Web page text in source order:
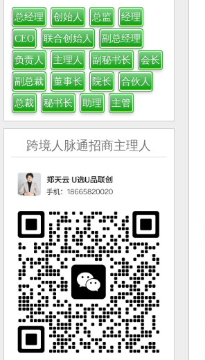
总经理 创始人 总监 经理
CEO 联合创始人 副总经理
负责人 主理人 副秘书长 会长
副总裁 董事长 院长 合伙人
总裁 秘书长 助理 主管
跨境人脉通招商主理人